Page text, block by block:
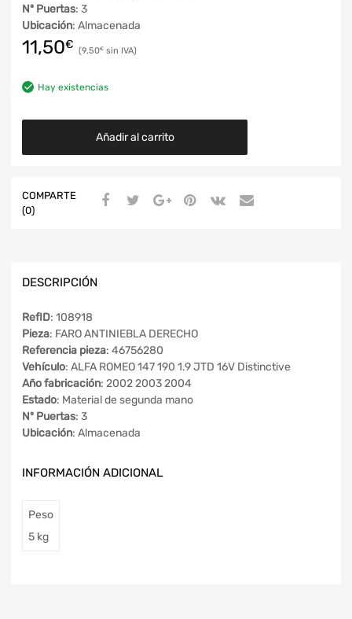
Nº Puertas: 3
Ubicación: Almacenada
11,50€ 9,50€
Hay existencias
Añadir al carrito
COMPARTE
(0)
DESCRIPCIÓN
RefID: 108918
Pieza: FARO ANTINIEBLA DERECHO
Referencia pieza: 46756280
Vehículo: ALFA ROMEO 147 190 1.9 JTD 16V Distinctive
Año fabricación: 2002 2003 2004
Estado: Material de segunda mano
Nº Puertas: 3
Ubicación: Almacenada
INFORMACIÓN ADICIONAL
Peso
5 kg